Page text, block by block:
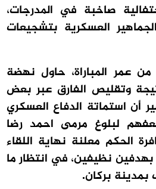
صاخبة في المدرجات،
العسكرية بتشجيعات
عمر المباراة، حاول نهضة
وتقليص الفارق عبر بعض
أن استماتة الدفاع العسكري
لبلوغ مرمى احمد رضا
الحكم معلنة نهاية اللقاء
نظيفين، في انتظار ما
بركان.